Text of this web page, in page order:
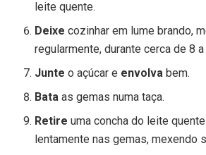
leite quente.
Deixe cozinhar em lume brando,
regularmente, durante cerca de 8
Junte o açúcar e envolva bem.
Bata as gemas numa taça.
Retire uma concha do leite
lentamente nas gemas, mexendo